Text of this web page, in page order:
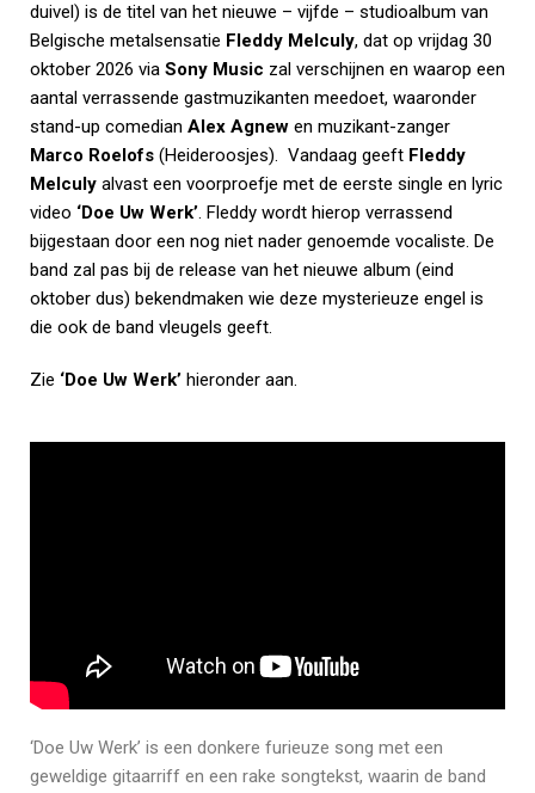
duivel) is de titel van het nieuwe – vijfde – studioalbum van
Belgische metalsensatie Fleddy Melculy, dat op vrijdag 30
oktober 2026 via Sony Music zal verschijnen en waarop een
aantal verrassende gastmuzikanten meedoet, waaronder
stand-up comedian Alex Agnew en muzikant-zanger
Marco Roelofs (Heideroosjes). Vandaag geeft Fleddy
Melculy alvast een voorproefje met de eerste single en lyric
video ‘Doe Uw Werk’. Fleddy wordt hierop verrassend
bijgestaan door een nog niet nader genoemde vocaliste. De
band zal pas bij de release van het nieuwe album (eind
oktober dus) bekendmaken wie deze mysterieuze engel is
die ook de band vleugels geeft.
Zie ‘Doe Uw Werk’ hieronder aan.
‘Doe Uw Werk’ is een donkere furieuze song met een
geweldige gitaarriff en een rake songtekst, waarin de band